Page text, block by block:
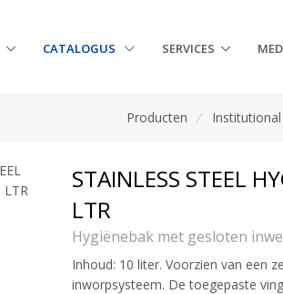
CATALOGUS SERVICES
Producten / Institutional
STAINLESS STEEL
LTR
Hygiënebak met gesloten
Inhoud: 10 liter. Voorzien van een
inworpsysteem. De toegepaste